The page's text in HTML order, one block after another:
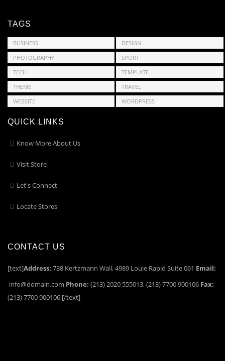
TAGS
BUSINESS
DESIGN
PHOTOGRAPHY
SPORT
TECH
TEMPLATE
THEME
TRAVEL
WEBSITE
WORDPRESS
QUICK LINKS
Know More About Us
Visit Store
Let's Connect
Locate Stores
CONTACT US
[text]Address: 738 Kertzmann Wall, 4989 Louie Rapid Suite 061 Email:
info@domain.com Phone: (213) 2020 555013, (213) 7700 900106 Fax:
(213) 7700 900106 [/text]